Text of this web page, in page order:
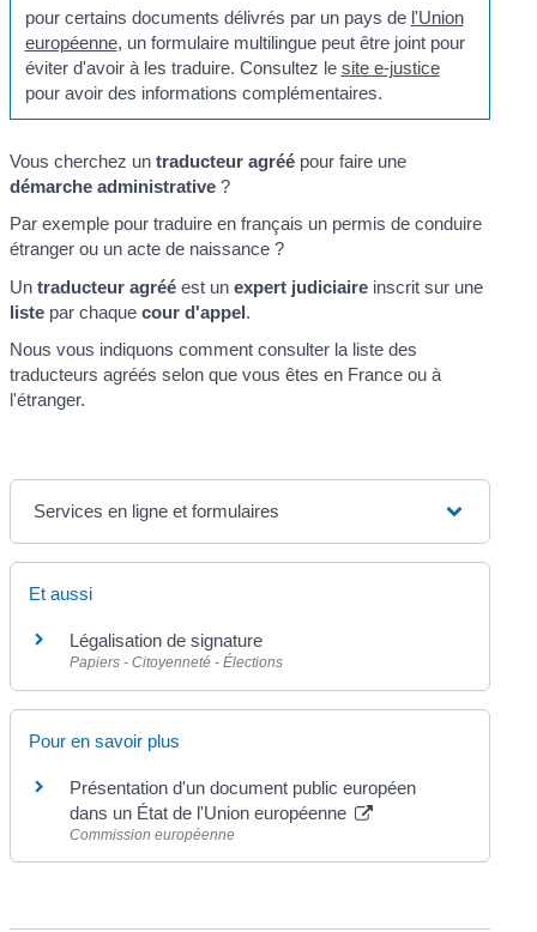
pour certains documents délivrés par un pays de l'Union
européenne, un formulaire multilingue peut être joint pour
éviter d'avoir à les traduire. Consultez le site e-justice
pour avoir des informations complémentaires.
Vous cherchez untraducteur agréé pour faire une
démarche administrative ?
Par exemple pour traduire en français un permis de conduire
étranger ou un acte de naissance ?
Untraducteur agréé est unexpert judiciaire inscrit sur une
liste par chaquecour d'appel.
Nous vous indiquons comment consulter la liste des
traducteurs agréés selon que vous êtes en France ou à
l'étranger.
Services en ligne et formulaires
Et aussi
Légalisation de signature
Papiers - Citoyenneté - Élections
Pour en savoir plus
Présentation d'un document public européen
dans un État de l'Union européenne
Commission européenne